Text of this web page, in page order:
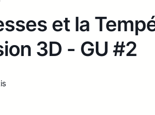
et la
3D - GU #2